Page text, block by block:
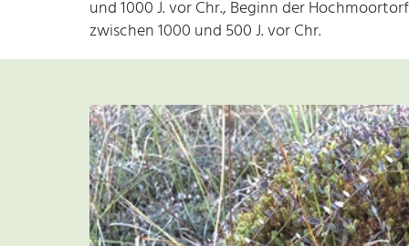
und 1000 J. vor Chr., Beginn der
zwischen 1000 und 500 J. vor Chr.